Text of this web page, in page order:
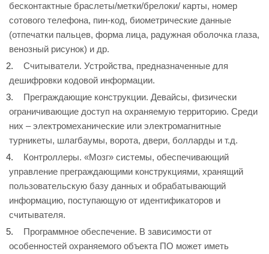
бесконтактные браслеты/метки/брелоки/ карты, номер
сотового телефона, пин-код, биометрические данные
(отпечатки пальцев, форма лица, радужная оболочка глаза,
венозный рисунок) и др.
Считыватели. Устройства, предназначенные для
дешифровки кодовой информации.
Преграждающие конструкции. Девайсы, физически
ограничивающие доступ на охраняемую территорию. Среди
них – электромеханические или электромагнитные
турникеты, шлагбаумы, ворота, двери, болларды и т.д.
Контроллеры. «Мозг» системы, обеспечивающий
управление преграждающими конструкциями, хранящий
пользовательскую базу данных и обрабатывающий
информацию, поступающую от идентификаторов и
считывателя.
Программное обеспечение. В зависимости от
особенностей охраняемого объекта ПО может иметь